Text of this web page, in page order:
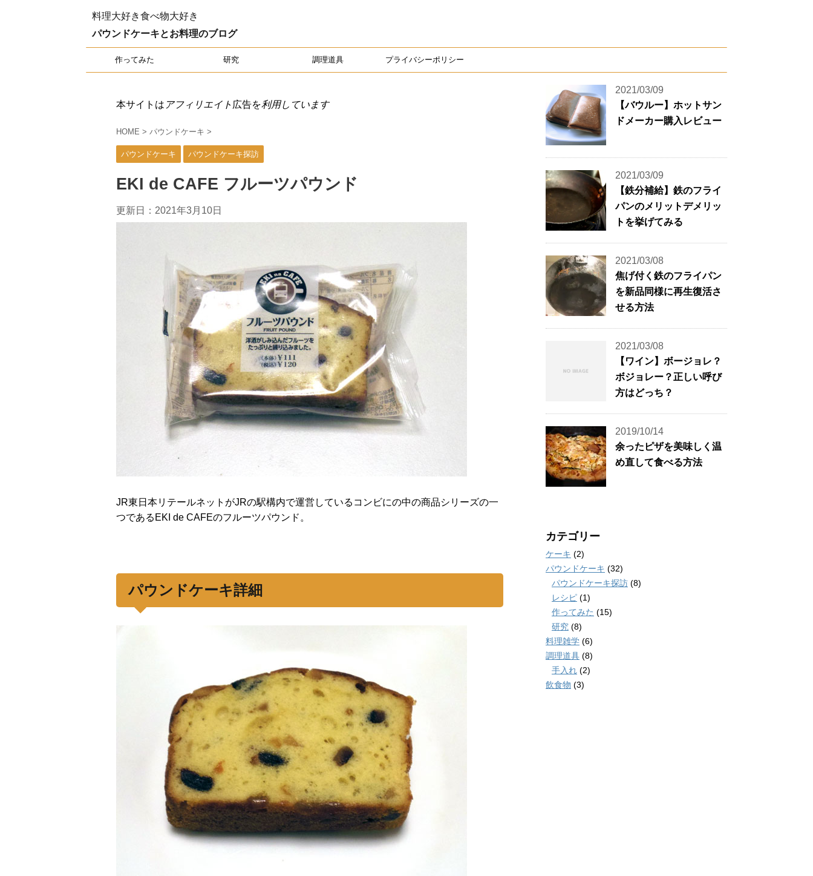
料理大好き食べ物大好き
パウンドケーキとお料理のブログ
作ってみた 研究 調理道具 プライバシーポリシー
本サイトは アフィリエイト 広告を利用しています
HOME > パウンドケーキ >
パウンドケーキ パウンドケーキ探訪
EKI de CAFE フルーツパウンド
更新日： 2021年3月10日
JR東日本リテールネットがJRの駅構内で運営しているコンビにの中の商品シリーズの一
つであるEKI de CAFEのフルーツパウンド。
パウンドケーキ詳細
2021/03/09
【バウルー】ホットサン
ドメーカー購入レビュー
2021/03/09
【鉄分補給】鉄のフライ
パンのメリットデメリッ
トを挙げてみる
2021/03/08
焦げ付く鉄のフライパン
を新品同様に再生復活さ
せる方法
2021/03/08
【ワイン】ボージョレ？
ボジョレー？正しい呼び
方はどっち？
2019/10/14
余ったピザを美味しく温
め直して食べる方法
カテゴリー
ケーキ (2)
パウンドケーキ (32)
パウンドケーキ探訪 (8)
レシピ (1)
作ってみた (15)
研究 (8)
料理雑学 (6)
調理道具 (8)
手入れ (2)
飲食物 (3)